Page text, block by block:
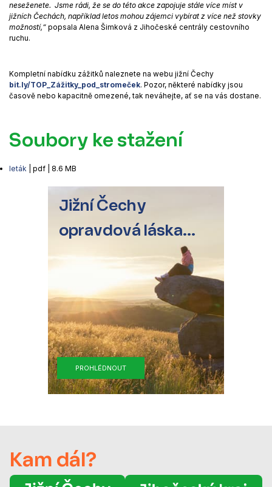
Jižní Čechy
opravdová láska...
PROHLÉDNOUT
neseženete. Jsme rádi, že se do této akce zapojuje stále více míst v
jižních Čechách, například letos mohou zájemci vybírat z více než stovky
možností,“ popsala Alena Šimková z Jihočeské centrály cestovního
ruchu.
Kompletní nabídku zážitků naleznete na webu jižní Čechy
bit.ly/TOP_Zážitky_pod_stromeček. Pozor, některé nabídky jsou
časově nebo kapacitně omezené, tak neváhejte, ať se na vás dostane.
Soubory ke stažení
leták | pdf | 8.6 MB
Kam dál?